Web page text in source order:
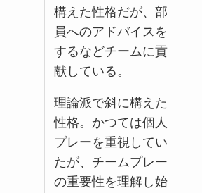
構えた性格だが、部
員へのアドバイスを
するなどチームに貢
献している。
理論派で斜に構えた
性格。かつては個人
プレーを重視してい
たが、チームプレー
の重要性を理解し始